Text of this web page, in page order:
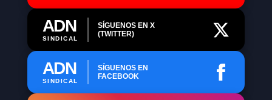
ADN
SINDICAL
SÍGUENOS EN X
(TWITTER)
ADN
SINDICAL
SÍGUENOS EN
FACEBOOK